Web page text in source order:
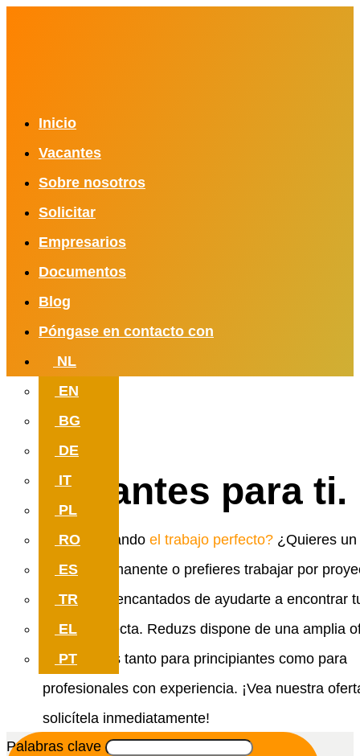
Inicio
Vacantes
Sobre nosotros
Solicitar
Empresarios
Documentos
Blog
Póngase en contacto con
NL
EN
BG
DE
IT
PL
RO
ES
TR
EL
PT
Vacantes para ti.
Estás buscando el trabajo perfecto? ¿Quieres un
trabajo permanente o prefieres trabajar por
Estaremos encantados de ayudarte a encontrar
pareja perfecta. Reduzs dispone de una amplia
de vacantes tanto para principiantes como para
profesionales con experiencia. ¡Vea nuestra
solicítela inmediatamente!
Palabras clave